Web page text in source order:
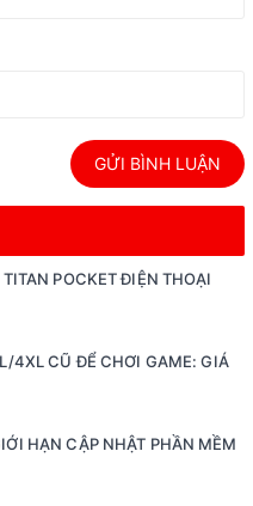
GỬI BÌNH LUẬN
TITAN POCKET ĐIỆN THOẠI
4XL CŨ ĐỂ CHƠI GAME: GIÁ
HẠN CẬP NHẬT PHẦN MỀM